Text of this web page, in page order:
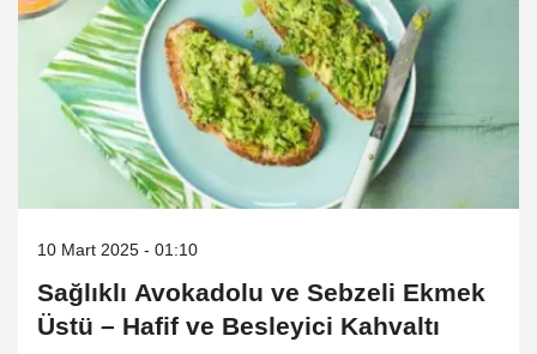
10 Mart 2025 - 01:10
Sağlıklı Avokadolu ve Sebzeli Ekmek
Üstü – Hafif ve Besleyici Kahvaltı